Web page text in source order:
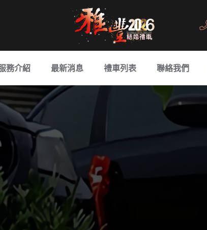
務介紹 最新消息 禮車列表 聯絡我們